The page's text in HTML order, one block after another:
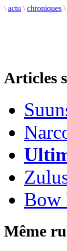
\ actu \ chroniques \
Articles
Bow
Même